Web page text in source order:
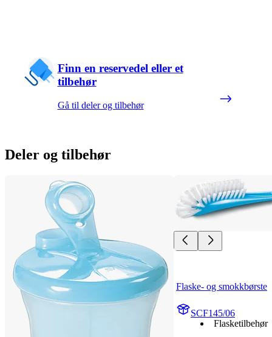
Finn en reservedel eller et
tilbehør
Gå til deler og tilbehør
Deler og tilbehør
Flaske- og smokkbørste
SCF145/06
Flasketilbehør